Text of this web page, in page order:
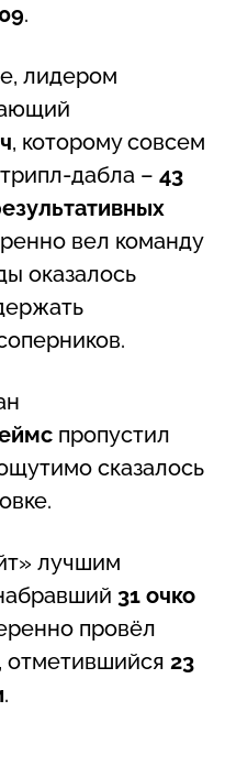
9.
лидером
, которому совсем
дабла – 43
вел команду
оказалось
пропустил
сказалось
лучшим
31 очко
провёл
, отметившийся 23
.